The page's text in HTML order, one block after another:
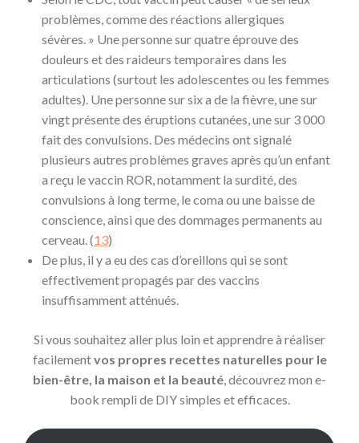
problèmes, comme des réactions allergiques
sévères. » Une personne sur quatre éprouve des
douleurs et des raideurs temporaires dans les
articulations (surtout les adolescentes ou les femmes
adultes). Une personne sur six a de la fièvre, une sur
vingt présente des éruptions cutanées, une sur 3 000
fait des convulsions. Des médecins ont signalé
plusieurs autres problèmes graves après qu’un enfant
a reçu le vaccin ROR, notamment la surdité, des
convulsions à long terme, le coma ou une baisse de
conscience, ainsi que des dommages permanents au
cerveau. (13)
De plus, il y a eu des cas d’oreillons qui se sont
effectivement propagés par des vaccins
insuffisamment atténués.
Si vous souhaitez aller plus loin et apprendre à réaliser
facilementvos propres recettes naturelles pour le
bien-être, la maison et la beauté, découvrez mon e-
book rempli de DIY simples et efficaces.